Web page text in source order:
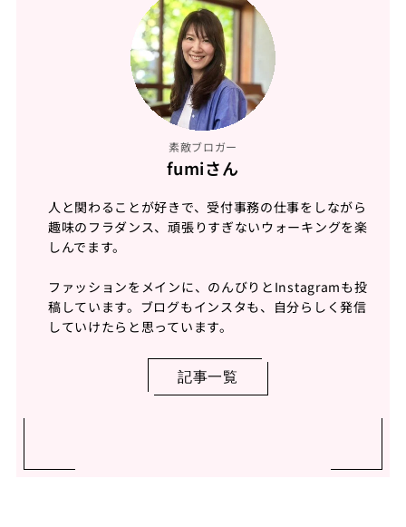
素敵ブロガー
fumiさん
人と関わることが好きで、受付事務の仕事をしながら
趣味のフラダンス、頑張りすぎないウォーキングを楽
しんでます。
ファッションをメインに、のんびりとInstagramも投
稿しています。ブログもインスタも、自分らしく発信
していけたらと思っています。
記事一覧